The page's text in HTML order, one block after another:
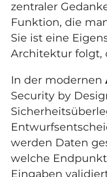
zentraler
Funktion, die
Sie ist eine
Architektur folgt,
In der modernen
Security by
werden Daten
welche
Eingaben